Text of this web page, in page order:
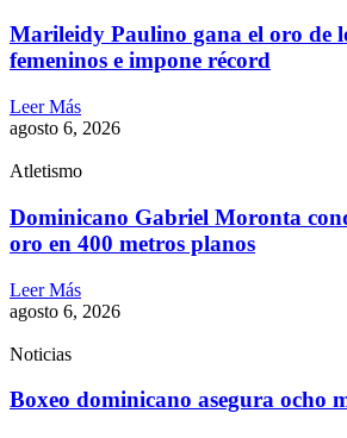
Marileidy Paulino gana el oro de
femeninos e impone récord
Leer Más
agosto 6, 2026
Atletismo
Dominicano Gabriel Moronta
oro en 400 metros planos
Leer Más
agosto 6, 2026
Noticias
Boxeo dominicano asegura ocho